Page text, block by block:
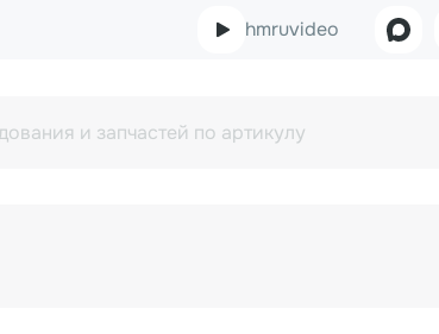
hmruvideo